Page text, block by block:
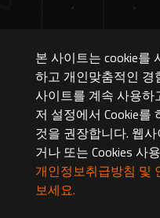
본 사이트는 cookie를
하고 개인맞춤적인 경
사이트를 계속 사용하
저 설정에서 Cookie를
것을 권장합니다. 웹
거나 또는 Cookies 사
개인정보취급방침 및
보세요.